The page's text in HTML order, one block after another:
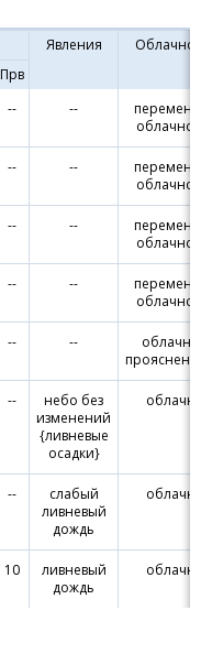
Явления
Прв
-- --
-- --
-- --
-- --
-- --
облачно
--
небо без
изменений
{ливневые
осадки}
--
слабый
ливневый
дождь
10
ливневый
дождь